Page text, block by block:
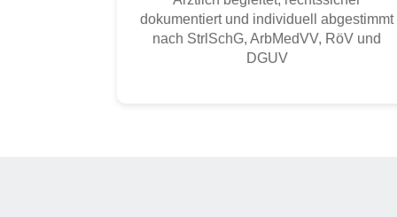
dokumentiert und individuell abgestimmt
nach StrlSchG, ArbMedVV, RöV und
DGUV
Zur Dienstleistung